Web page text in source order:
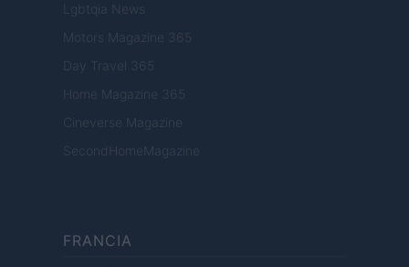
Lgbtqia News
Motors Magazine 365
Day Travel 365
Home Magazine 365
Cineverse Magazine
SecondHomeMagazine
FRANCIA